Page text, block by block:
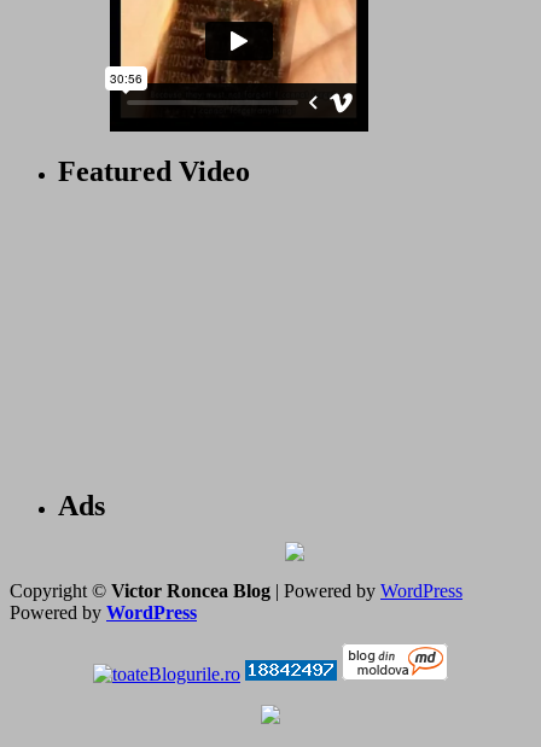
Featured Video
Ads
Copyright © Victor Roncea Blog | Powered by WordPress
Powered by WordPress